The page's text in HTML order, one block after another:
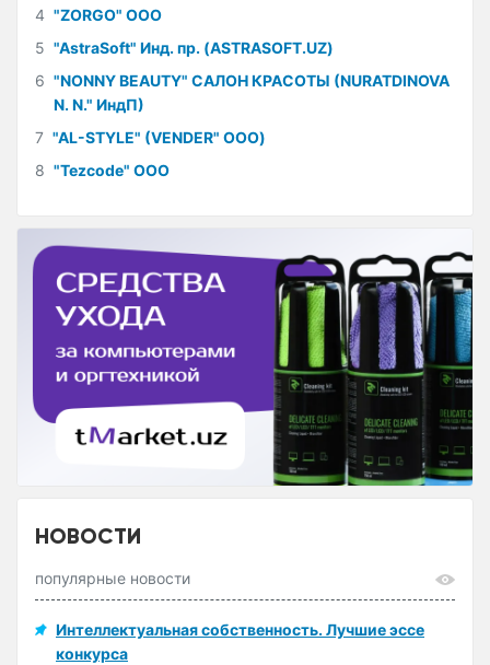
4 "ZORGO" ООО
5 "AstraSoft" Инд. пр. (ASTRASOFT.UZ)
6 "NONNY BEAUTY" САЛОН КРАСОТЫ (NURATDINOVA
N. N." ИндП)
7 "AL-STYLE" (VENDER" ООО)
8 "Tezcode" ООО
НОВОСТИ
популярные новости
Интеллектуальная собственность. Лучшие эссе
конкурса